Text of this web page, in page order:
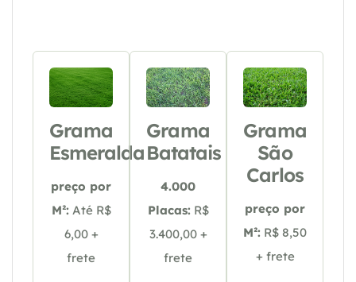
Grama
Esmeralda
preço por
M²: Até R$
6,00 +
frete
Grama
Batatais
4.000
Placas: R$
3.400,00 +
frete
Grama
São
Carlos
preço por
M²: R$ 8,50
+ frete